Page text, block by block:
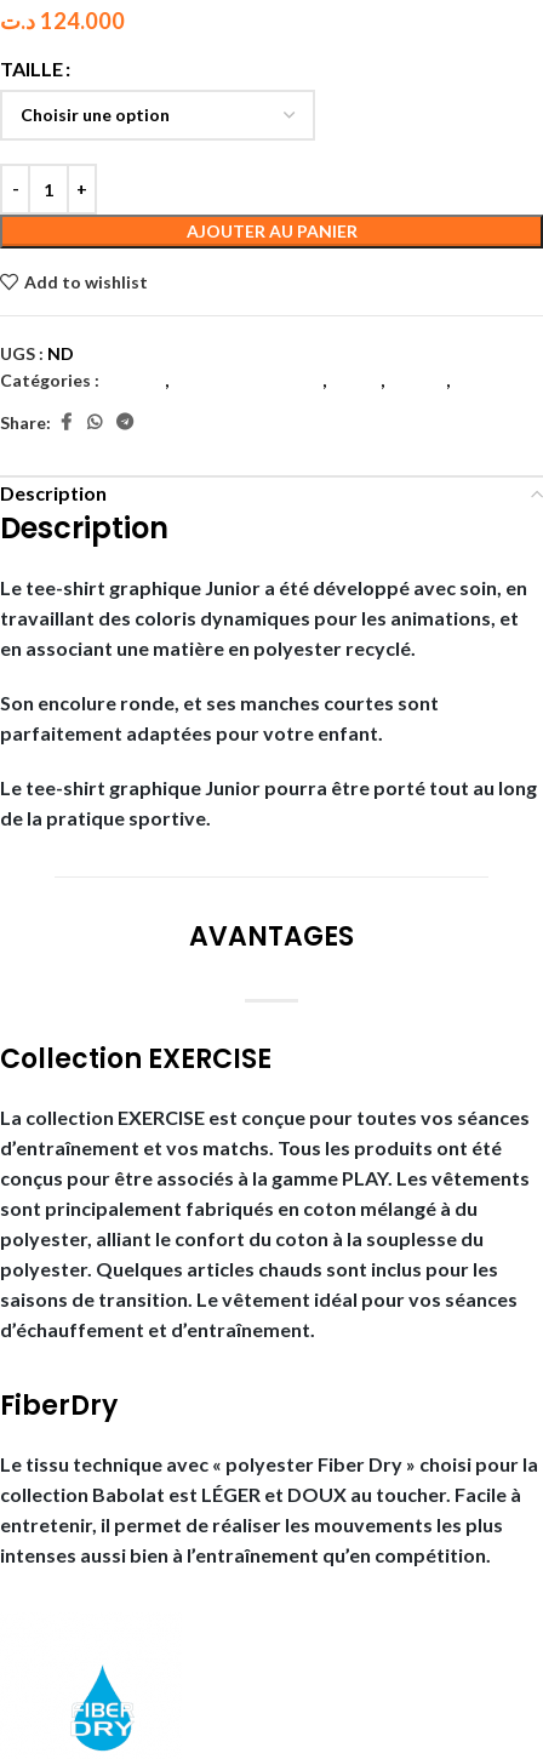
124.000 د.ت
TAILLE
AJOUTER AU PANIER
Add to wishlist
UGS : ND
Catégories :
, , , ,
Share:
Description
Description
Le tee-shirt graphique Junior a été développé avec soin, en
travaillant des coloris dynamiques pour les animations, et
en associant une matière en polyester recyclé.
Son encolure ronde, et ses manches courtes sont
parfaitement adaptées pour votre enfant.
Le tee-shirt graphique Junior pourra être porté tout au long
de la pratique sportive.
AVANTAGES
Collection EXERCISE
La collection EXERCISE est conçue pour toutes vos séances
d’entraînement et vos matchs. Tous les produits ont été
conçus pour être associés à la gamme PLAY. Les vêtements
sont principalement fabriqués en coton mélangé à du
polyester, alliant le confort du coton à la souplesse du
polyester. Quelques articles chauds sont inclus pour les
saisons de transition. Le vêtement idéal pour vos séances
d’échauffement et d’entraînement.
FiberDry
Le tissu technique avec « polyester Fiber Dry » choisi pour la
collection Babolat est LÉGER et DOUX au toucher. Facile à
entretenir, il permet de réaliser les mouvements les plus
intenses aussi bien à l’entraînement qu’en compétition.